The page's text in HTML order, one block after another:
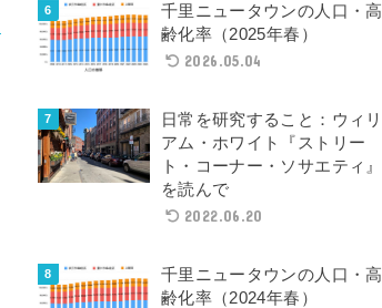
千里ニュータウンの人口・高
齢化率（2025年春）
2026.05.04
日常を研究すること：ウィリ
アム・ホワイト『ストリー
ト・コーナー・ソサエティ』
を読んで
2022.06.20
千里ニュータウンの人口・高
齢化率（2024年春）